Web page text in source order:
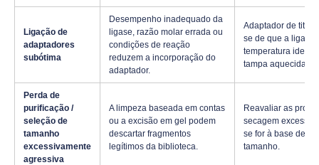
Ligação de
adaptadores
subótima
Desempenho inadequado da
ligase, razão molar errada ou
condições de reação
reduzem a incorporação do
adaptador.
Adaptador de
se de que a ligase
temperatura ideal
tampa aquecida;
Perda de
purificação /
seleção de
tamanho
excessivamente
agressiva
A limpeza baseada em contas
ou a excisão em gel podem
descartar fragmentos
legítimos da biblioteca.
Reavaliar as
secagem
se for à base de
tamanho.